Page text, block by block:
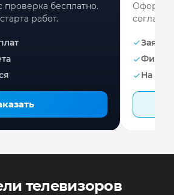
бесплатно.
работ.
Заявка
На
телевизоров